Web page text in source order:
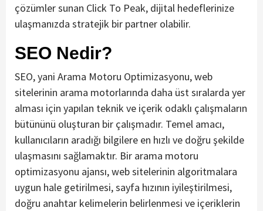
çözümler sunan Click To Peak, dijital hedeflerinize
ulaşmanızda stratejik bir partner olabilir.
SEO Nedir?
SEO, yani Arama Motoru Optimizasyonu, web
sitelerinin arama motorlarında daha üst sıralarda yer
alması için yapılan teknik ve içerik odaklı çalışmaların
bütününü oluşturan bir çalışmadır. Temel amacı,
kullanıcıların aradığı bilgilere en hızlı ve doğru şekilde
ulaşmasını sağlamaktır. Bir arama motoru
optimizasyonu ajansı, web sitelerinin algoritmalara
uygun hale getirilmesi, sayfa hızının iyileştirilmesi,
doğru anahtar kelimelerin belirlenmesi ve içeriklerin